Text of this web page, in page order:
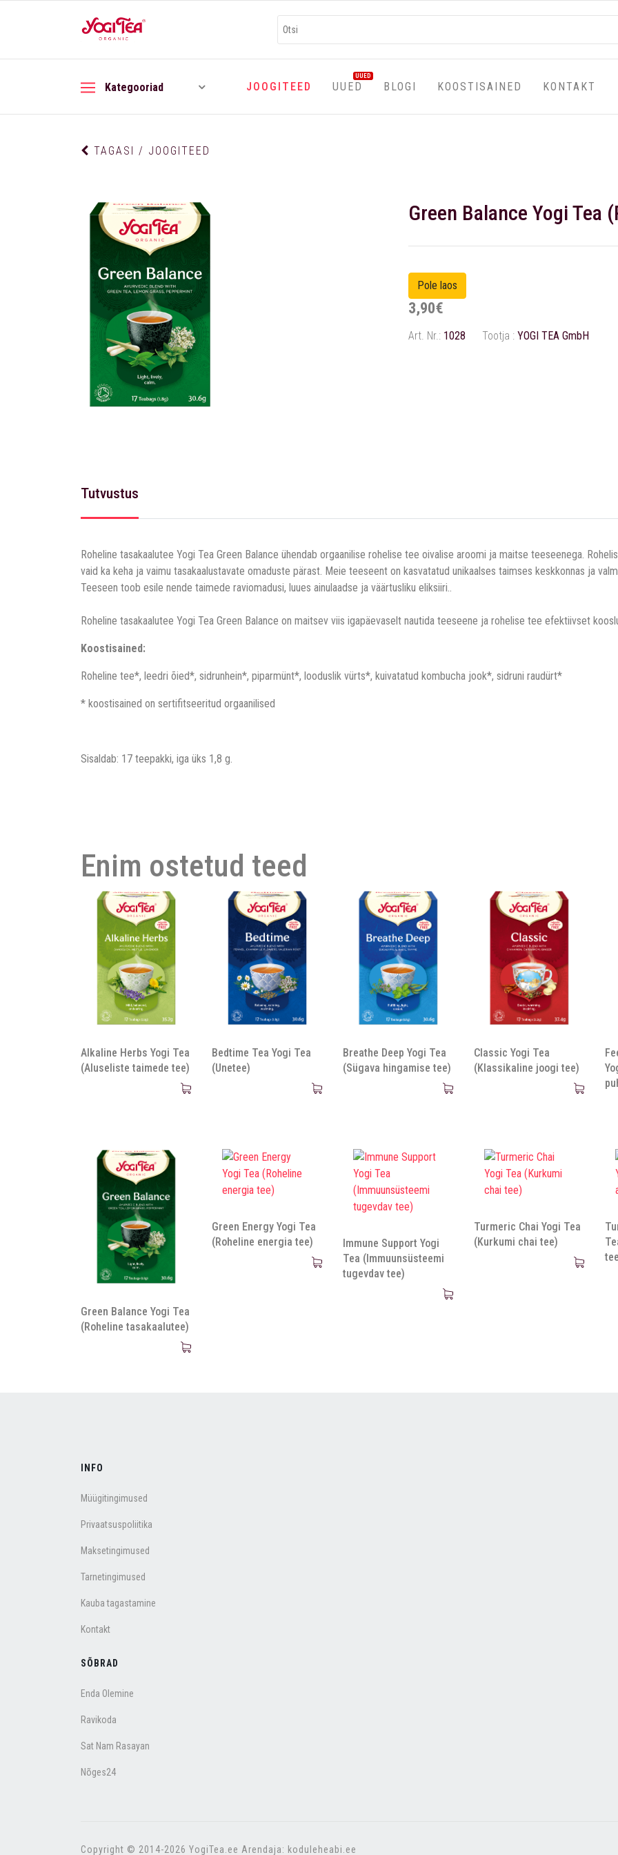
Kategooriad JOOGITEED UUED
UUED
BLOGI KOOSTISAINED KONTAKT
TAGASI / JOOGITEED
Green Balance Yogi Tea
3,90€
Art. Nr.: 1028 Tootja : YOGI TEA GmbH
Tutvustus
Roheline tasakaalutee Yogi Tea Green Balance ühendab orgaanilise rohelise tee oivalise aroomi ja maitse teeseenega.
vaid ka keha ja vaimu tasakaalustavate omaduste pärast. Meie teeseent on kasvatatud unikaalses taimses keskkonnas ja
Teeseen toob esile nende taimede raviomadusi, luues ainulaadse ja väärtusliku eliksiiri..
Roheline tasakaalutee Yogi Tea Green Balance on maitsev viis igapäevaselt nautida teeseene ja rohelise tee efektiivset
Koostisained:
Roheline tee*, leedri õied*, sidrunhein*, piparmünt*, looduslik vürts*, kuivatatud kombucha jook*, sidruni raudürt*
* koostisained on sertifitseeritud orgaanilised
Sisaldab: 17 teepakki, iga üks 1,8 g.
Enim ostetud teed
Alkaline Herbs Yogi Tea
(Aluseliste taimede tee)
Bedtime Tea Yogi Tea
(Unetee)
Breathe Deep Yogi Tea
(Sügava hingamise tee)
Classic Yogi Tea
(Klassikaline joogi tee)
Green Balance Yogi Tea
(Roheline tasakaalutee)
Green Energy Yogi Tea
(Roheline energia tee)
Immune Support Yogi
Tea (Immuunsüsteemi
tugevdav tee)
Turmeric Chai Yogi Tea
(Kurkumi chai tee)
INFO
Müügitingimused
Privaatsuspoliitika
Maksetingimused
Tarnetingimused
Kauba tagastamine
Kontakt
SÕBRAD
Enda Olemine
Ravikoda
Sat Nam Rasayan
Nõges24
Copyright © 2014-2026 YogiTea.ee Arendaja: koduleheabi.ee